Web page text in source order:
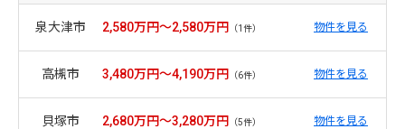
泉大津市 2,580万円～2,580万円 （1件） 物件を見る
高槻市 3,480万円～4,190万円 （6件） 物件を見る
貝塚市 2,680万円～3,280万円 （5件） 物件を見る